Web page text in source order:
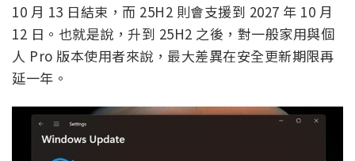
10 月 13 日結束，而 25H2 則會支援到 2027 年 10 月
12 日。也就是說，升到 25H2 之後，對一般家用與個
人 Pro 版本使用者來說，最大差異在安全更新期限再
延一年。